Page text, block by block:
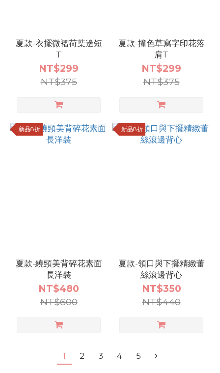
夏款-衣擺微褶荷葉邊短
T
NT$299
NT$375
夏款-撞色草寫字印花落
肩T
NT$299
NT$375
新品8折
夏款-繞頸美背碎花素面
長洋裝
NT$480
NT$600
新品8折
夏款-領口與下擺精緻蕾
絲滾邊背心
NT$350
NT$440
1 2 3 4 5